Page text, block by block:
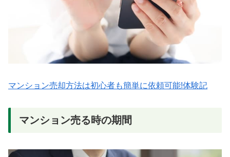
マンション売却方法は初心者も簡単に依頼可能!体験記
マンション売る時の期間